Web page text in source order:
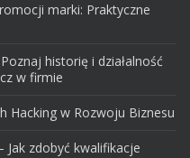
marki: Praktyczne
historię i działalność
w firmie
Hacking w Rozwoju Biznesu
Jak zdobyć kwalifikacje